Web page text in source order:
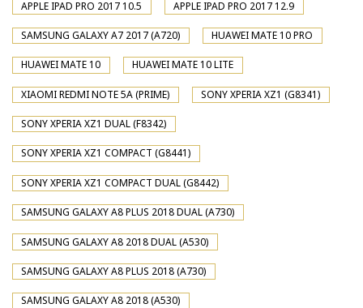
APPLE IPAD PRO 2017 10.5 APPLE IPAD PRO 2017 12.9
SAMSUNG GALAXY A7 2017 (A720) HUAWEI MATE 10 PRO
HUAWEI MATE 10 HUAWEI MATE 10 LITE
XIAOMI REDMI NOTE 5A (PRIME) SONY XPERIA XZ1 (G8341)
SONY XPERIA XZ1 DUAL (F8342)
SONY XPERIA XZ1 COMPACT (G8441)
SONY XPERIA XZ1 COMPACT DUAL (G8442)
SAMSUNG GALAXY A8 PLUS 2018 DUAL (A730)
SAMSUNG GALAXY A8 2018 DUAL (A530)
SAMSUNG GALAXY A8 PLUS 2018 (A730)
SAMSUNG GALAXY A8 2018 (A530)